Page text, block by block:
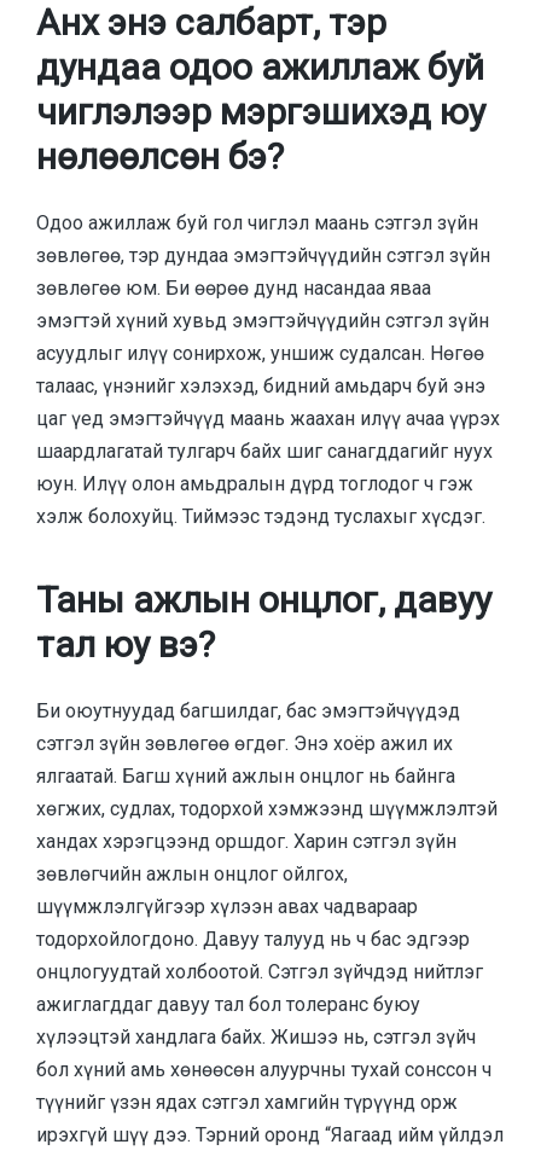
Анх энэ салбарт, тэр
дундаа одоо ажиллаж буй
чиглэлээр мэргэшихэд юу
нөлөөлсөн бэ?
Одоо ажиллаж буй гол чиглэл маань сэтгэл зүйн
зөвлөгөө, тэр дундаа эмэгтэйчүүдийн сэтгэл зүйн
зөвлөгөө юм. Би өөрөө дунд насандаа яваа
эмэгтэй хүний хувьд эмэгтэйчүүдийн сэтгэл зүйн
асуудлыг илүү сонирхож, уншиж судалсан. Нөгөө
талаас, үнэнийг хэлэхэд, бидний амьдарч буй энэ
цаг үед эмэгтэйчүүд маань жаахан илүү ачаа үүрэх
шаардлагатай тулгарч байх шиг санагддагийг нуух
юун. Илүү олон амьдралын дүрд тоглодог ч гэж
хэлж болохуйц. Тиймээс тэдэнд туслахыг хүсдэг.
Таны ажлын онцлог, давуу
тал юу вэ?
Би оюутнуудад багшилдаг, бас эмэгтэйчүүдэд
сэтгэл зүйн зөвлөгөө өгдөг. Энэ хоёр ажил их
ялгаатай. Багш хүний ажлын онцлог нь байнга
хөгжих, судлах, тодорхой хэмжээнд шүүмжлэлтэй
хандах хэрэгцээнд оршдог. Харин сэтгэл зүйн
зөвлөгчийн ажлын онцлог ойлгох,
шүүмжлэлгүйгээр хүлээн авах чадвараар
тодорхойлогдоно. Давуу талууд нь ч бас эдгээр
онцлогуудтай холбоотой. Сэтгэл зүйчдэд нийтлэг
ажиглагддаг давуу тал бол толеранс буюу
хүлээцтэй хандлага байх. Жишээ нь, сэтгэл зүйч
бол хүний амь хөнөөсөн алуурчны тухай сонссон ч
түүнийг үзэн ядах сэтгэл хамгийн түрүүнд орж
ирэхгүй шүү дээ. Тэрний оронд “Яагаад ийм үйлдэл